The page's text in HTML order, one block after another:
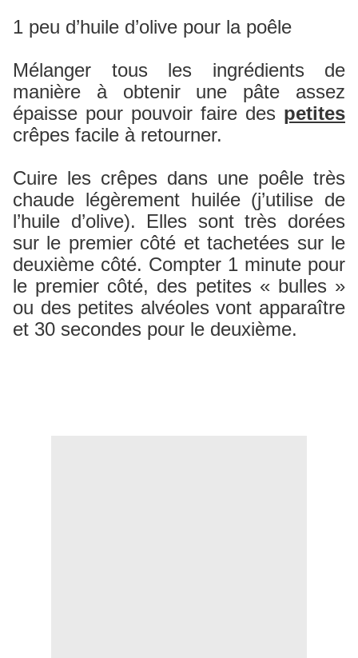
1 peu d’huile d’olive pour la poêle
Mélanger tous les ingrédients de
manière à obtenir une pâte assez
épaisse pour pouvoir faire des petites
crêpes facile à retourner.
Cuire les crêpes dans une poêle très
chaude légèrement huilée (j’utilise de
l’huile d’olive). Elles sont très dorées
sur le premier côté et tachetées sur le
deuxième côté. Compter 1 minute pour
le premier côté, des petites « bulles »
ou des petites alvéoles vont apparaître
et 30 secondes pour le deuxième.